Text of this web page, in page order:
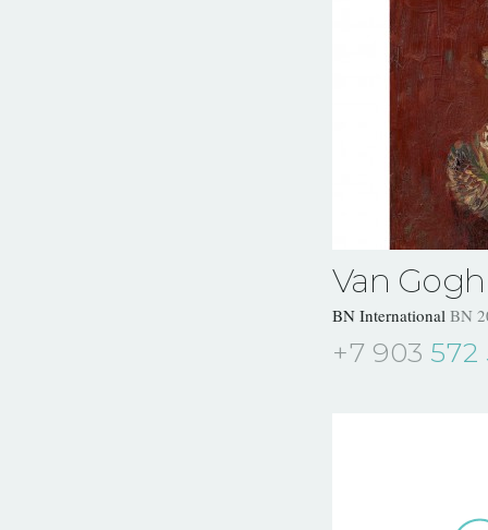
Van
BN International BN
+7 903 572